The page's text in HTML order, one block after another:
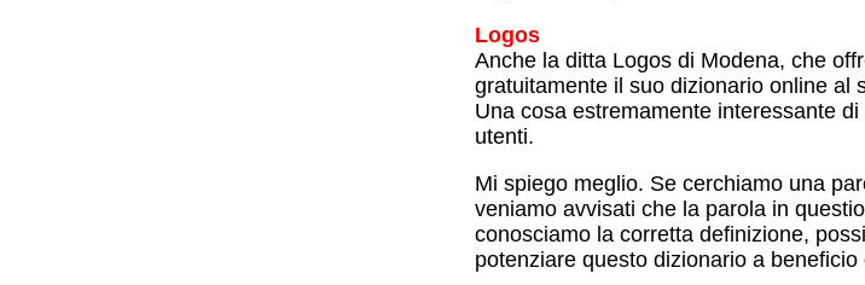
Logos
Anche la ditta Logos di Modena, che
gratuitamente il suo dizionario online al
Una cosa estremamente interessante
utenti.
Mi spiego meglio. Se cerchiamo una
veniamo avvisati che la parola in
conosciamo la corretta definizione,
potenziare questo dizionario a